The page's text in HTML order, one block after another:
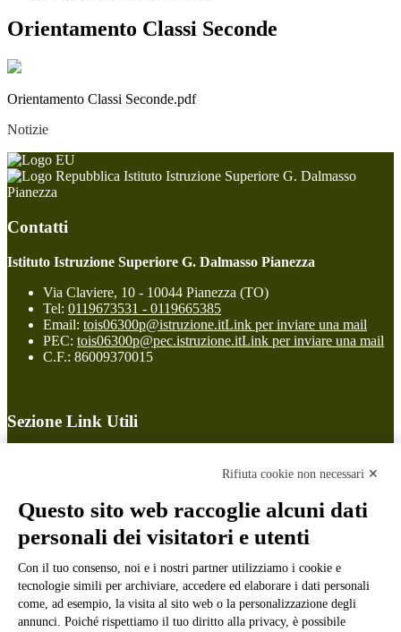
Orientamento Classi Seconde
Orientamento Classi Seconde.pdf
Notizie
Istituto Istruzione Superiore G. Dalmasso
Pianezza
Contatti
Istituto Istruzione Superiore G. Dalmasso Pianezza
Via Claviere, 10 - 10044 Pianezza (TO)
Tel: 0119673531 - 0119665385
Email: tois06300p@istruzione.itLink per inviare una mail
PEC: tois06300p@pec.istruzione.itLink per inviare una mail
C.F.: 86009370015
Sezione Link Utili
Ufficio Relazioni con il Pubblico
Dichiarazione di accessibilità
Obiettivi di accessibilità
Gestione consensi cookie
Amministrazione trasparente
Pagina visualizzata
9417 volte
Rifiuta cookie non necessari ✕
Questo sito web raccoglie alcuni dati
personali dei visitatori e utenti
Con il tuo consenso, noi e i nostri partner utilizziamo i cookie e
tecnologie simili per archiviare, accedere ed elaborare i dati personali
come, ad esempio, la visita al sito web o la personalizzazione degli
annunci. Poiché rispettiamo il tuo diritto alla privacy, è possibile